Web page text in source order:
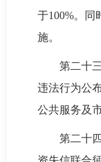
于100%。同
施。
第二十
违法行为公
公共服务及
第二十